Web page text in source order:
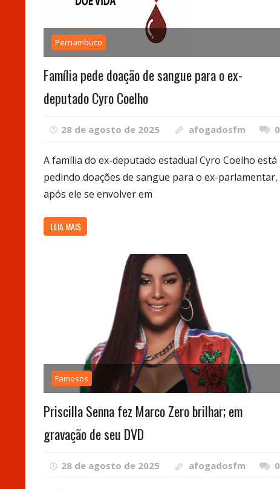
Pernambuco
Família pede doação de sangue para o ex-
deputado Cyro Coelho
28 de agosto de 2025 afogadosfm 0
A família do ex-deputado estadual Cyro Coelho está
pedindo doações de sangue para o ex-parlamentar,
após ele se envolver em
LEIA MAIS
Famosos
Priscilla Senna fez Marco Zero brilhar; em
gravação de seu DVD
28 de agosto de 2025 afogadosfm 0